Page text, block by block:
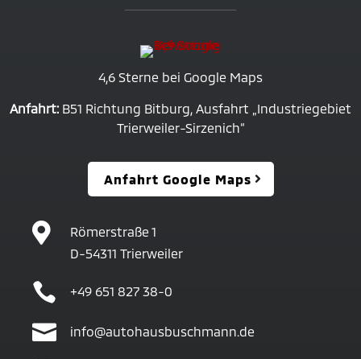
4,6 Sterne bei Google Maps
Anfahrt: B51 Richtung Bitburg, Ausfahrt „Industriegebiet
Trierweiler-Sirzenich“
Anfahrt Google Maps

Römerstraße 1
D-54311 Trierweiler
 +49 651 827 38-0
 info@autohausbuschmann.de